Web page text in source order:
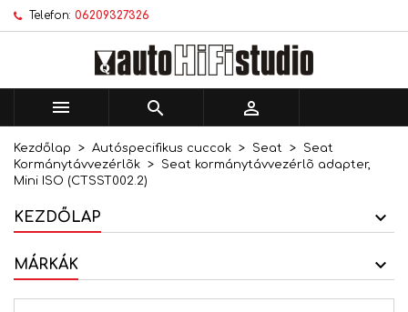
Telefon: 06209327326
  
Kezdőlap Autóspecifikus cuccok Seat
Seat
Kormánytávvezérlõk
Seat kormánytávvezérlõ adapter,
Mini ISO (CTSST002.2)
KEZDŐLAP
MÁRKÁK
Kívánságlistáim ×
Új lista létrehozása
Kívánságlista létrehozása ×
Kívánságlista neve
Mégsem
Bejelentkezés ×
történő mentéséhez.
Mégsem Bejelentkezés